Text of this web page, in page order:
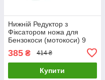
Нижній Редуктор з
Фіксатором ножа для
Бензокоси (мотокоси) 9
385 ₴ 414 ₴
Купити